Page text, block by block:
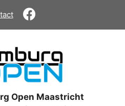
Open Maastricht